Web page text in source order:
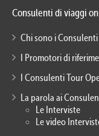
Consulenti di viaggi
Chi sono i Consulenti
I Promotori di
I Consulenti Tour
La parola ai
Le Interviste
Le video